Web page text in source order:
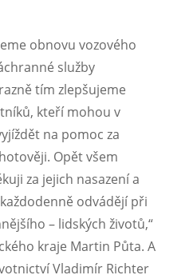
obnovu vozového
služby
tím zlepšujeme
kteří mohou v
na pomoc za
Opět všem
za jejich nasazení a
odvádějí při
– lidských životů,“
kraje Martin Půta. A
Vladimír Richter